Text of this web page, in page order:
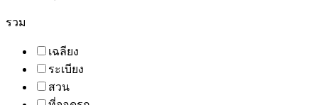
รวม
เฉลียง
ระเบียง
สวน